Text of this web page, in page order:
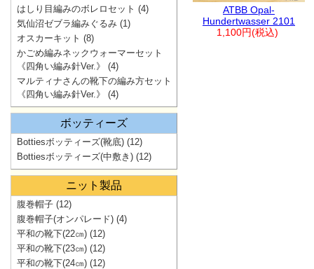
ATBB Opal-
Hundertwasser 2101
1,100円(税込)
はしり目編みのボレロセット (4)
気仙沼ゼブラ編みぐるみ (1)
オスカーキット (8)
かごめ編みネックウォーマーセット
《四角い編み針Ver.》
(4)
マルティナさんの靴下の編み方セット
《四角い編み針Ver.》
(4)
ボッティーズ
Bottiesボッティーズ(靴底) (12)
Bottiesボッティーズ(中敷き) (12)
ニット製品
腹巻帽子 (12)
腹巻帽子(オンパレード) (4)
平和の靴下(22㎝) (12)
平和の靴下(23㎝) (12)
平和の靴下(24㎝) (12)